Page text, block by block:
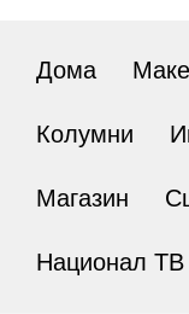
Дома
Колумни
Магазин
Национал ТВ